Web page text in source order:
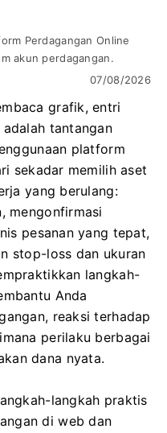
Perdagangan Online
akun perdagangan.
07/08/2026
grafik, entri
tantangan
platform
sekadar memilih aset
yang berulang:
mengonfirmasi
pesanan yang tepat,
stop-loss dan ukuran
langkah-
Anda
reaksi terhadap
perilaku berbagai
dana nyata.
langkah praktis
di web dan